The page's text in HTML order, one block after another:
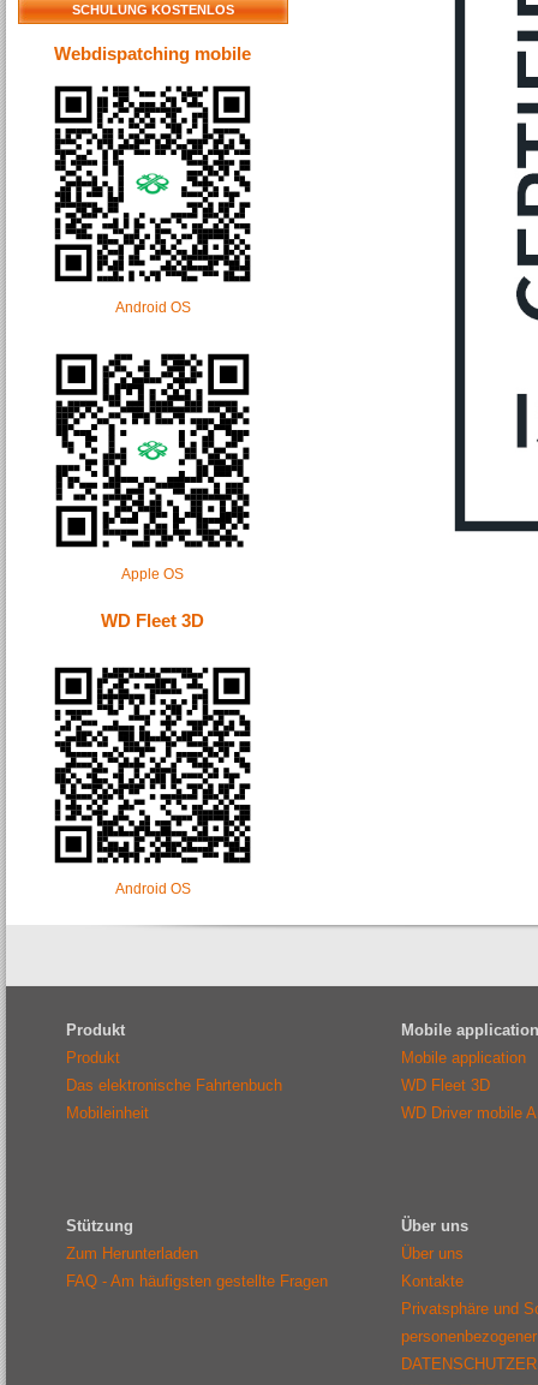
SCHULUNG KOSTENLOS
Webdispatching mobile
Android OS
Apple OS
WD Fleet 3D
Android OS
Produkt
Produkt
Das elektronische Fahrtenbuch
Mobileinheit
Mobile application
Mobile application
WD Fleet 3D
WD Driver mobile
Stützung
Zum Herunterladen
FAQ - Am häufigsten gestellte Fragen
Über uns
Über uns
Kontakte
Privatsphäre und